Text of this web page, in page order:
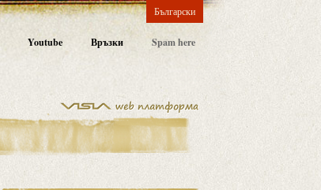
Български
Youtube Връзки Spam here